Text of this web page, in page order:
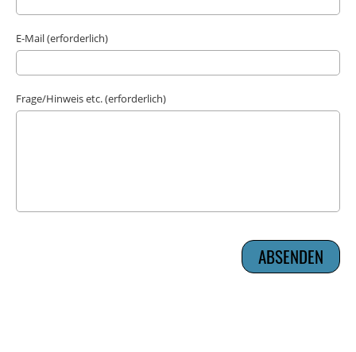
E-Mail (erforderlich)
Frage/Hinweis etc. (erforderlich)